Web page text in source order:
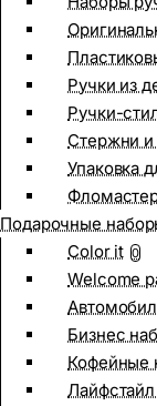
Ручки из
Ручки-
Стержни и
Упаковка
Подарочные
Color it 0
Welcome
Бизнес
Кофейные